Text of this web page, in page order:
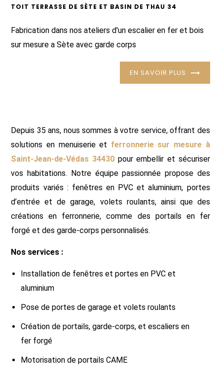
TOIT TERRASSE DE SÈTE ET BASIN DE THAU 34
Fabrication dans nos ateliers d'un escalier en fer et bois
sur mesure a Sète avec garde corps
EN SAVOIR PLUS
Depuis 35 ans, nous sommes à votre service, offrant des
solutions en menuiserie et ferronnerie sur mesure à
Saint-Jean-de-Védas 34430 pour embellir et sécuriser
vos habitations. Notre équipe passionnée propose des
produits variés : fenêtres en PVC et aluminium, portes
d’entrée et de garage, volets roulants, ainsi que des
créations en ferronnerie, comme des portails en fer
forgé et des garde-corps personnalisés.
Nos services :
Installation de fenêtres et portes en PVC et
aluminium
Pose de portes de garage et volets roulants
Création de portails, garde-corps, et escaliers en
fer forgé
Motorisation de portails CAME